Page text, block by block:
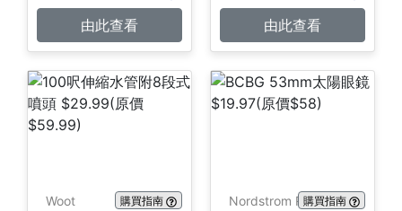
由此查看
由此查看
Woot 購買指南 Nordstrom Rack購買指南